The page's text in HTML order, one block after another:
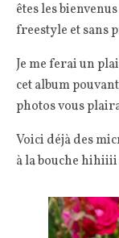
êtes les
freestyle et sans
Je me ferai un
cet album
photos vous
Voici déjà des
à la bouche hihiiii